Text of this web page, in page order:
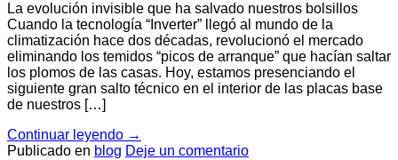
La evolución invisible que ha salvado nuestros bolsillos
Cuando la tecnología “Inverter” llegó al mundo de la
climatización hace dos décadas, revolucionó el mercado
eliminando los temidos “picos de arranque” que hacían saltar
los plomos de las casas. Hoy, estamos presenciando el
siguiente gran salto técnico en el interior de las placas base
de nuestros […]
Continuar leyendo →
Publicado en blog Deje un comentario